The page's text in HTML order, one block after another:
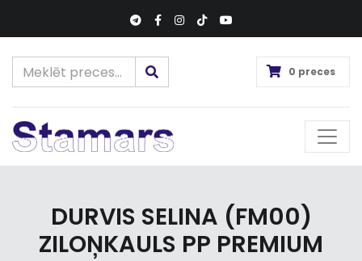
0 preces
DURVIS SELINA (FM00)
ZILOŅKAULS PP PREMIUM